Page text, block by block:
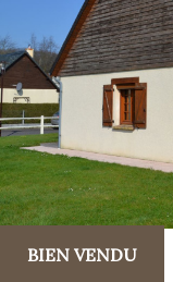
BIEN VENDU